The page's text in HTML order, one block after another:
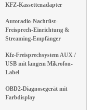
KFZ-Kassettenadapter
Autoradio-Nachrüst-
Freisprech-Einrichtung &
Streaming-Empfänger
Kfz-Freisprechsystem AUX /
USB mit langem Mikrofon-
Label
OBD2-Diagnosegerät mit
Farbdisplay